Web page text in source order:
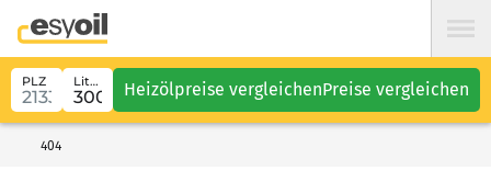
PLZ Liter Heizölpreise vergleichenPreise vergleichen
404